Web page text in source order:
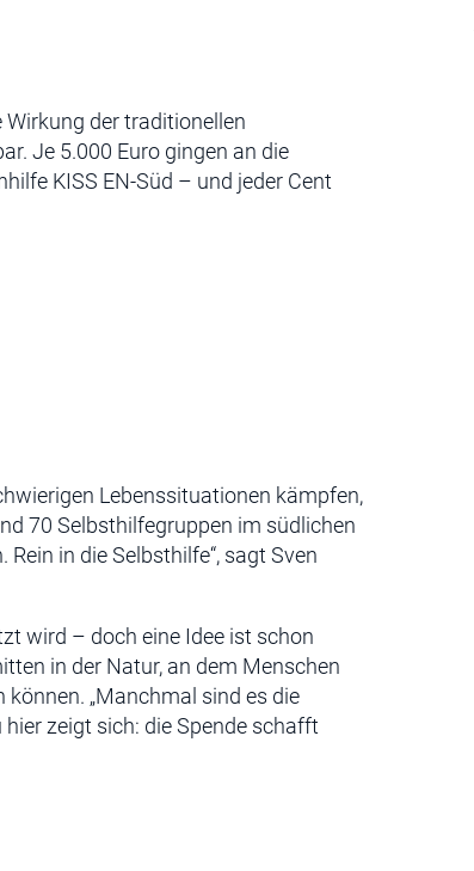
der traditionellen
Je 5.000 Euro gingen an die
KISS EN-Süd – und jeder Cent
Lebenssituationen kämpfen,
70 Selbsthilfegruppen im südlichen
in die Selbsthilfe“, sagt Sven
wird – doch eine Idee ist schon
in der Natur, an dem Menschen
„Manchmal sind es die
hier zeigt sich: die Spende schafft